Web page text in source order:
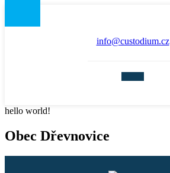
info@custodium.cz
hello world!
Obec Dřevnovice